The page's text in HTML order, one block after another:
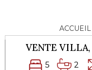
ACCUEIL
VENTE VILLA,
5
2